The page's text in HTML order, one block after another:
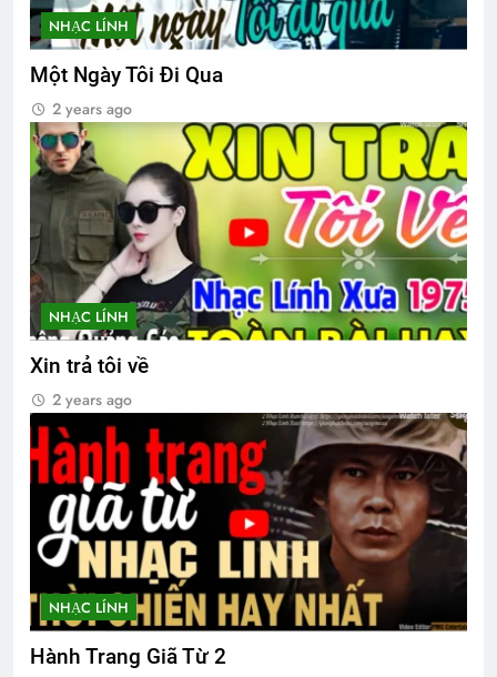
2 Years Ago
2 Years Ago
NÉT ĐẸP PHỤ NỮ VIỆT NAM
3 Years Ago
Tang Lễ Lương Huỳnh Hương K16
2 Years Ago
MÙA THU VÀ TÌNH YÊU
2 Years Ago
UỐNG RƯỢU MỘT MÌNH (Lý Bạch)
3 Years Ago
Tướng Nguyễn Vĩnh Nghi K5 Flipbook
1 Year Ago
NHẠC LÍNH
Một Ngày Tôi Đi Qua
2 years ago
NHẠC LÍNH
Xin trả tôi về
2 years ago
NHẠC LÍNH
Hành Trang Giã Từ 2